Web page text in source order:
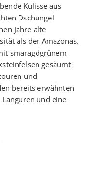
Kulisse aus
Dschungel
Jahre alte
als der Amazonas.
smaragdgrünem
gesäumt
und
bereits erwähnten
und eine